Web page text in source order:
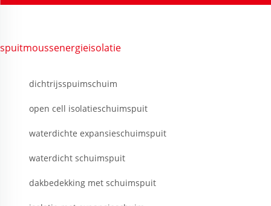
spuitmoussenergieisolatie
dichtrijsspuimschuim
open cell isolatieschuimspuit
waterdichte expansieschuimspuit
waterdicht schuimspuit
dakbedekking met schuimspuit